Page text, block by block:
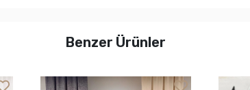
Benzer Ürünler